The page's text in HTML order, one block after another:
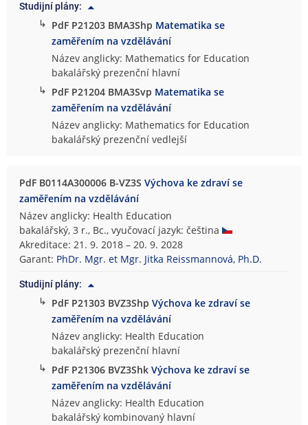
Studijní plány:
↳ PdF P21203 BMA3Shp Matematika se
zaměřením na vzdělávání
Název anglicky: Mathematics for Education
bakalářský prezenční hlavní
↳ PdF P21204 BMA3Svp Matematika se
zaměřením na vzdělávání
Název anglicky: Mathematics for Education
bakalářský prezenční vedlejší
PdF B0114A300006 B-VZ3SVýchova ke zdraví se
zaměřením na vzdělávání
Název anglicky: Health Education
bakalářský, 3 r., Bc., vyučovací jazyk: čeština
Akreditace: 21. 9. 2018 – 20. 9. 2028
Garant: PhDr. Mgr. et Mgr. Jitka Reissmannová, Ph.D.
Studijní plány:
↳ PdF P21303 BVZ3ShpVýchova ke zdraví se
zaměřením na vzdělávání
Název anglicky: Health Education
bakalářský prezenční hlavní
↳ PdF P21306 BVZ3ShkVýchova ke zdraví se
zaměřením na vzdělávání
Název anglicky: Health Education
bakalářský kombinovaný hlavní